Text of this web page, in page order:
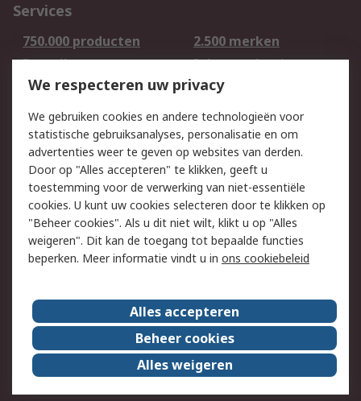
Services
750.000 producten
2.500 merken
Bestellen
Inkoopoplossingen
Retouren
Technisch advies
Track & Trace
Wettelijk
Cookiebeleid
Email veiligheid
Privacybeleid -
Bijgewerkt
Websitevoorwaarden
Algemene
verkoopvoorwaarden
Over RS
RS Group
Over ons
RS wereldwijd
Werken bij RS
ESG
We respecteren uw privacy
We gebruiken cookies en andere technologieën voor
statistische gebruiksanalyses, personalisatie en om
advertenties weer te geven op websites van derden.
Door op "Alles accepteren" te klikken, geeft u
toestemming voor de verwerking van niet-essentiële
cookies. U kunt uw cookies selecteren door te klikken op
"Beheer cookies". Als u dit niet wilt, klikt u op "Alles
weigeren". Dit kan de toegang tot bepaalde functies
beperken. Meer informatie vindt u in ons cookiebeleid
Alles accepteren
Beheer cookies
Alles weigeren